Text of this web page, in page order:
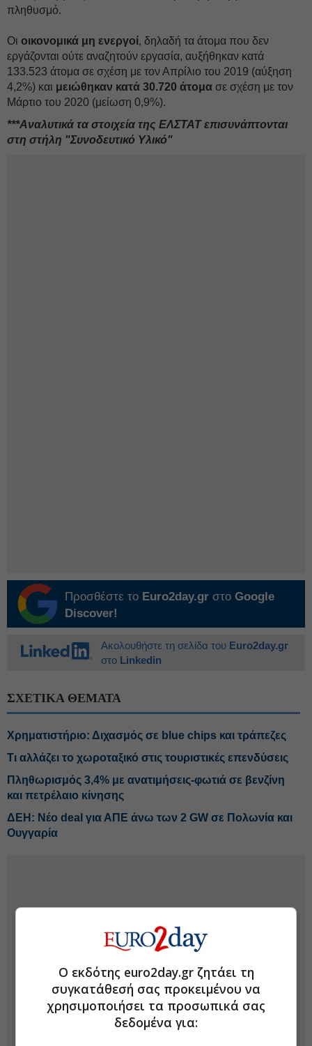
πληθυσμό.
Οι οικονομικά μη ενεργοί, δηλαδή τα άτομα που δεν
εργάζονται ούτε αναζητούν εργασία, αυξήθηκαν κατά
133.523 άτομα σε σχέση με τον Απρίλιο του 2019 (αύξηση
4,2%) και μειώθηκαν κατά 30.720 άτομα σε σχέση με τον
Μάρτιο του 2020 (μείωση 0,9%).
***Αναλυτικά τα στοιχεία της ΕΛΣΤΑΤ επισυνάπτονται
στη στήλη "Συνοδευτικό Υλικό"
Προσθέστε το Euro2day.gr στο Google
Discover!
Ακολουθήστε τη σελίδα του Euro2day.gr
στο Linkedin
ΣΧΕΤΙΚΑ ΘΕΜΑΤΑ
Χρηματιστήριο: Διχασμός σε blue chips και τράπεζες
Τι αλλάζει το χωροταξικό στις τουριστικές επενδύσεις
Πληθωρισμός 3,4% με ανατιμήσεις-φωτιά σε βενζίνη
και πετρέλαιο κίνησης
ΔΕΗ: Νέο deal για ΑΠΕ άνω των 2 GW σε Πολωνία και
Ουγγαρία
Ο εκδότης euro2day.gr ζητάει τη
συγκατάθεσή σας προκειμένου να
χρησιμοποιήσει τα προσωπικά σας
δεδομένα για: